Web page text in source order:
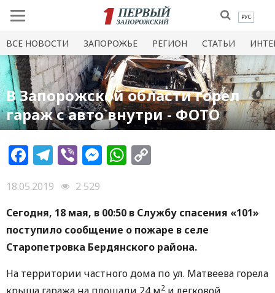
РУС
ВСЕ НОВОСТИ ЗАПОРОЖЬЕ РЕГИОН СТАТЬИ
В Запорожской области горел
гараж с авто внутри - ФОТО
Facebook
Telegram
ViberMessenger
WhatsApp
18.05.2019
2 529
Сегодня, 18 мая, в 00:50 в Службу спасения «101»
поступило сообщение о пожаре в селе
Старопетровка Бердянского района.
На территории частного дома по ул. Матвеева горела
2